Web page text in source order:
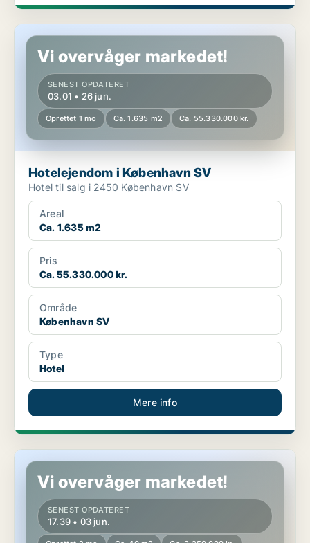
Hotelejendom i København SV
Vi overvåger markedet!
SENEST OPDATERET
03.01 • 26 jun.
Oprettet 1 mo Ca. 1.635 m2 Ca. 55.330.000 kr.
Hotelejendom i København SV
Hotel til salg i 2450 København SV
Areal
Ca. 1.635 m2
Pris
Ca. 55.330.000 kr.
Område
København SV
Type
Hotel
Mere info
Hotelejendom i København K
Vi overvåger markedet!
SENEST OPDATERET
17.39 • 03 jun.